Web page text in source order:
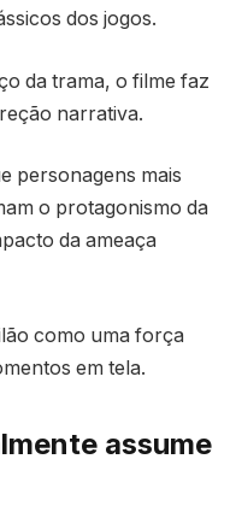
dos jogos.
da trama, o filme faz
narrativa.
personagens mais
o protagonismo da
da ameaça
como uma força
em tela.
assume